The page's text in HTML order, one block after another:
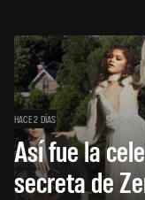
HACE 2 DÍAS
Así fue la
secreta de